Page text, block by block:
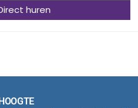
huren